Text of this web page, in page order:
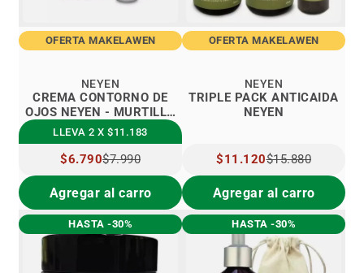
OFERTA MAKELAWEN
CREMA CONTORNO DE
OJOS NEYEN - MURTILLA
MATICO
NEYEN
LLEVA 2 X $11.183
PRECIO
ESPECIAL
$6.790$7.990
Agregar al carro
OFERTA MAKELAWEN
TRIPLE PACK ANTICAIDA
NEYEN
NEYEN
PRECIO
ESPECIAL
$11.120$15.880
Agregar al carro
HASTA -30% HASTA -30%